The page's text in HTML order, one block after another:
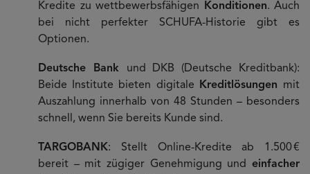
Kredite zu wettbewerbsfähigen
Konditionen. Auch
bei nicht perfekter SCHUFA-Historie gibt es
Optionen.
Deutsche Bank und DKB (Deutsche Kreditbank):
Beide Institute bieten digitale
Kreditlösungen mit
Auszahlung innerhalb von 48 Stunden – besonders
schnell, wenn Sie bereits Kunde sind.
TARGOBANK: Stellt Online-Kredite ab 1.500 €
bereit – mit zügiger Genehmigung und einfacher